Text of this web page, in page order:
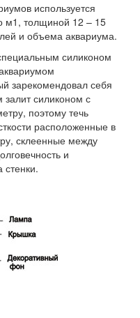
используется
м1, толщиной 12 – 15
и объема аквариума.
силиконом
зарекомендовал себя
силиконом с
поэтому течь
расположенные в
склеенные между
и
стенки.